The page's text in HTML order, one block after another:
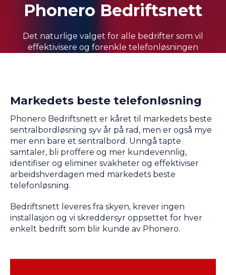
Phonero Bedriftsnett
Det naturlige valget for alle bedrifter som vil
effektivisere og forenkle telefonløsningen
Markedets beste telefonløsning
Phonero Bedriftsnett er kåret til markedets beste
sentralbordløsning syv år på rad, men er også mye
mer enn bare et sentralbord. Unngå tapte
samtaler, bli proffere og mer kundevennlig,
identifiser og eliminer svakheter og effektiviser
arbeidshverdagen med markedets beste
telefonløsning.
Bedriftsnett leveres fra skyen, krever ingen
installasjon og vi skreddersyr oppsettet for hver
enkelt bedrift som blir kunde av Phonero.